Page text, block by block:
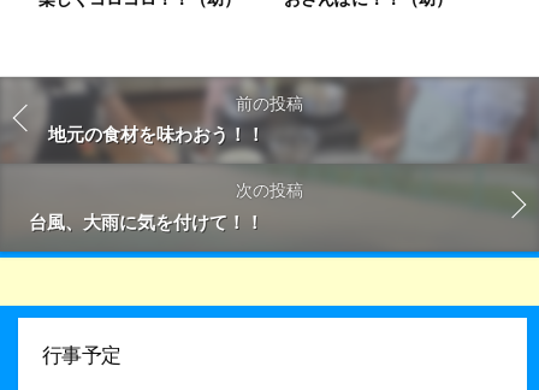
前の投稿
地元の食材を味わおう！！
次の投稿
台風、大雨に気を付けて！！
行事予定